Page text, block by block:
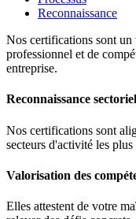
Reconnaissance
Nos certifications sont
professionnel et de
entreprise.
Reconnaissance
Nos certifications sont
secteurs d'activité les
Valorisation des
Elles attestent de votre